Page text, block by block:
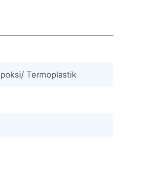
Termoplastik